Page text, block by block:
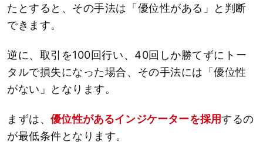
たとすると、その手法は「優位性がある」と判断
できます。
逆に、取引を100回行い、40回しか勝てずにトー
タルで損失になった場合、その手法には「優位性
がない」となります。
まずは、優位性があるインジケーターを採用するの
が最低条件となります。